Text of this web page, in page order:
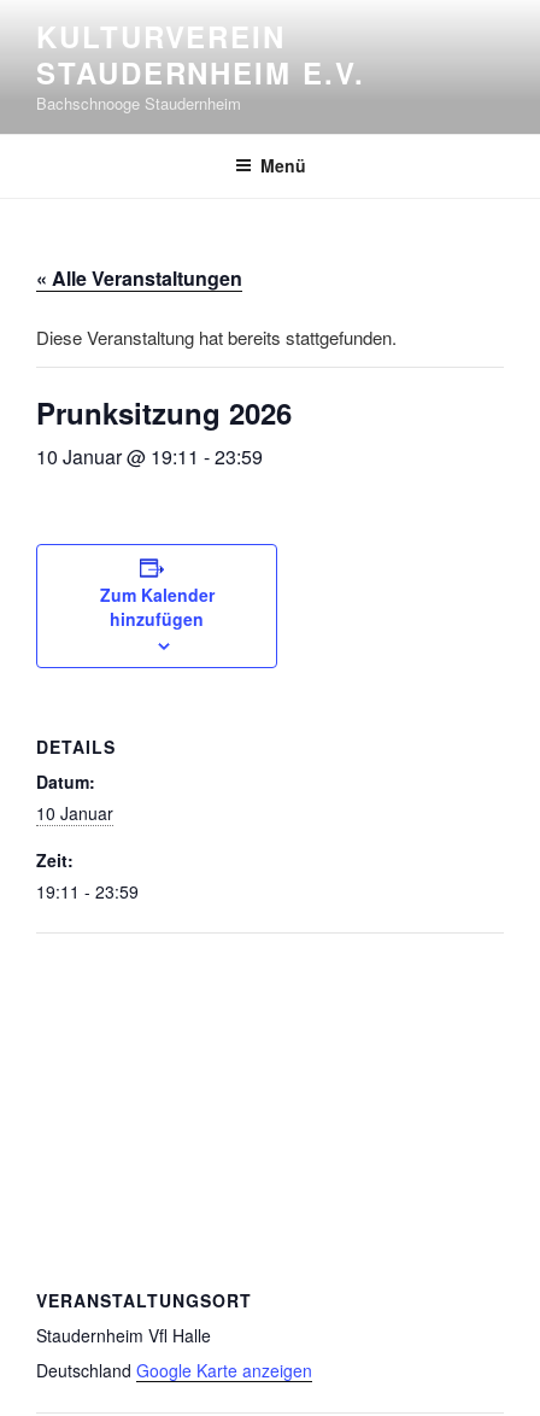
springen
KULTURVEREIN
STAUDERNHEIM E.V.
Bachschnooge Staudernheim
Menü
« Alle Veranstaltungen
Diese Veranstaltung hat bereits stattgefunden.
Prunksitzung 2026
10 Januar @ 19:11 -23:59
Zum Kalender
hinzufügen
DETAILS
Datum:
10 Januar
Zeit:
19:11 - 23:59
VERANSTALTUNGSORT
Staudernheim Vfl Halle
Deutschland Google Karte anzeigen